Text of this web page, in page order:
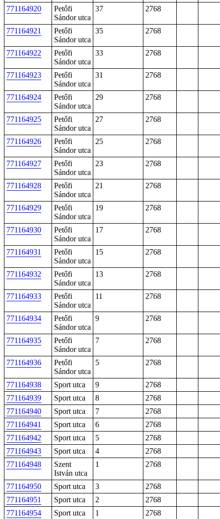
771164920
Petőfi
Sándor utca
37 2768
771164921
Petőfi
Sándor utca
35 2768
771164922
Petőfi
Sándor utca
33 2768
771164923
Petőfi
Sándor utca
31 2768
771164924
Petőfi
Sándor utca
29 2768
771164925
Petőfi
Sándor utca
27 2768
771164926
Petőfi
Sándor utca
25 2768
771164927
Petőfi
Sándor utca
23 2768
771164928
Petőfi
Sándor utca
21 2768
771164929
Petőfi
Sándor utca
19 2768
771164930
Petőfi
Sándor utca
17 2768
771164931
Petőfi
Sándor utca
15 2768
771164932
Petőfi
Sándor utca
13 2768
771164933
Petőfi
Sándor utca
11 2768
771164934
Petőfi
Sándor utca
9 2768
771164935
Petőfi
Sándor utca
7 2768
771164936
Petőfi
Sándor utca
5 2768
771164938 Sport utca 9
2768
771164939
Sport utca 8
2768
771164940
Sport utca 7
2768
771164941
Sport utca 6
2768
771164942
Sport utca 5
2768
771164943
Sport utca 4
2768
771164948
Szent
István utca
1 2768
771164950 Sport utca 3
2768
771164951
Sport utca 2
2768
771164954
Sport utca 1
2768